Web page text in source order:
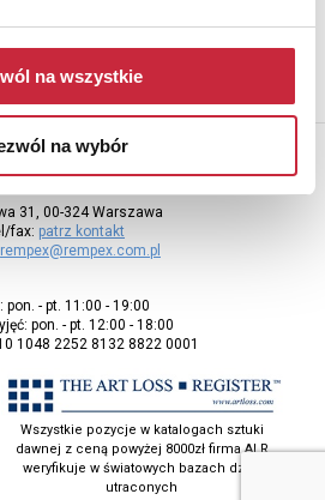
na wszystkie
na wybór
Sp. z o.o
31, 00-324 Warszawa
fax: patrz kontakt
rempex@rempex.com.pl
pon. - pt. 11:00 - 19:00
pon. - pt. 12:00 - 18:00
1048 2252 8132 8822 0001
Wszystkie pozycje w katalogach sztuki
dawnej z ceną powyżej 8000zł firma ALR
weryfikuje w światowych bazach dzieł
utraconych